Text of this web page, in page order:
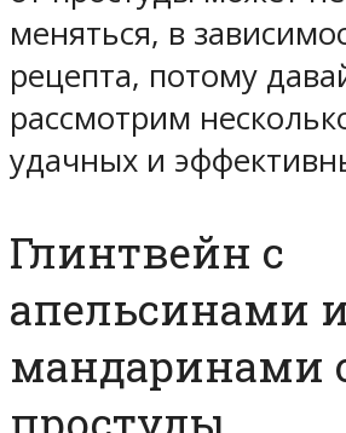
меняться, в
рецепта, потому
рассмотрим
удачных и
Глинтвейн с
апельсинами
мандаринами